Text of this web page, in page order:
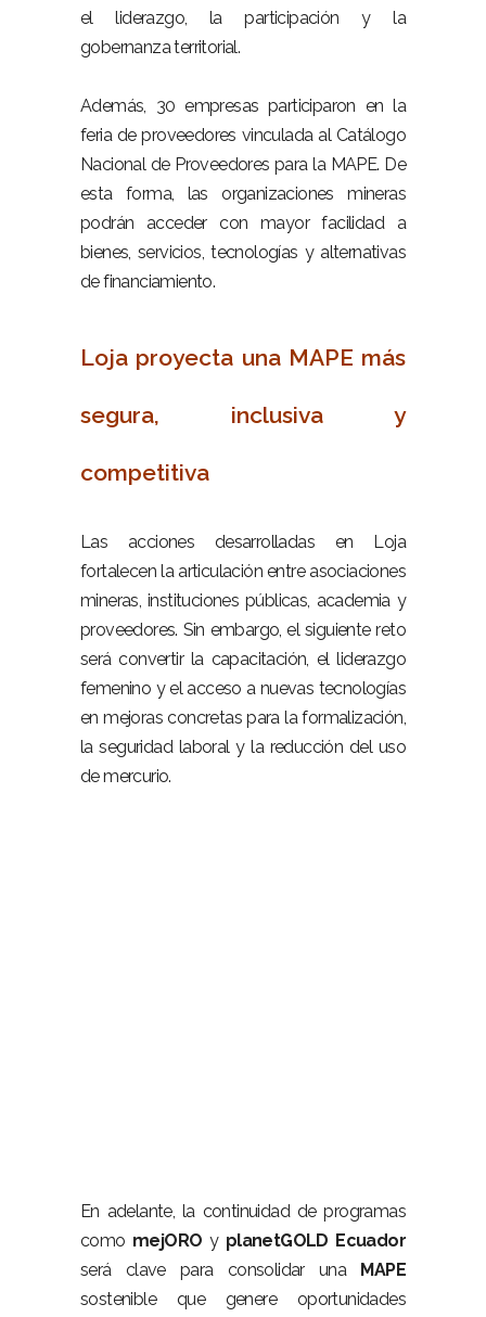
el liderazgo, la participación y la
gobernanza territorial.
Además, 30 empresas participaron en la
feria de proveedores vinculada al Catálogo
Nacional de Proveedores para la MAPE. De
esta forma, las organizaciones mineras
podrán acceder con mayor facilidad a
bienes, servicios, tecnologías y alternativas
de financiamiento.
Loja proyecta una MAPE más
segura, inclusiva y
competitiva
Las acciones desarrolladas en Loja
fortalecen la articulación entre asociaciones
mineras, instituciones públicas, academia y
proveedores. Sin embargo, el siguiente reto
será convertir la capacitación, el liderazgo
femenino y el acceso a nuevas tecnologías
en mejoras concretas para la formalización,
la seguridad laboral y la reducción del uso
de mercurio.
En adelante, la continuidad de programas
como mejORO y planetGOLD Ecuador
será clave para consolidar una MAPE
sostenible que genere oportunidades